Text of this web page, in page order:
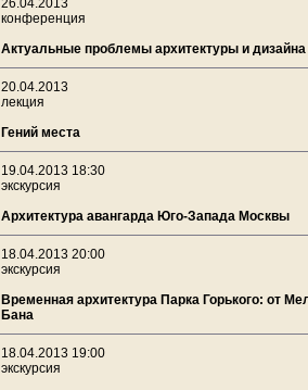
26.04.2013
конференция
Актуальные проблемы архитектуры и дизайна
20.04.2013
лекция
Гений места
19.04.2013 18:30
экскурсия
Архитектура авангарда Юго-Запада Москвы
18.04.2013 20:00
экскурсия
Временная архитектура Парка Горького: от
Бана
18.04.2013 19:00
экскурсия